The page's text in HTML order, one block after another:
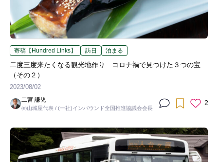
寄稿【Hundred Links】 訪日 泊まる
二度三度来たくなる観光地作り コロナ禍で見つけた３つの宝
（その２）
2023/08/02
二宮 謙児
㈲山城屋代表 / (一社)インバウンド全国推進協議会会長
2